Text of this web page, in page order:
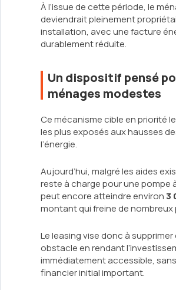
À l’issue de cette période, le
deviendrait pleinement
installation, avec une facture
durablement réduite.
Un dispositif pensé
ménages modestes
Ce mécanisme cible en priorité
les plus exposés aux hausses
l’énergie.
Aujourd’hui, malgré les aides
reste à charge pour une pompe
peut encore atteindre environ3
montant qui freine de nombreux
Le leasing vise donc à
obstacle en rendant
immédiatement accessible,
financier initial important.